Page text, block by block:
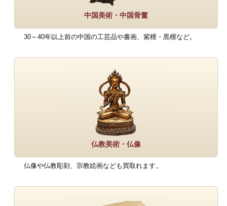
中国美術・中国骨董
30～40年以上前の中国の工芸品や書画、紫檀・黒檀など。
仏教美術・仏像
仏像や仏教彫刻、宗教絵画なども買取れます。